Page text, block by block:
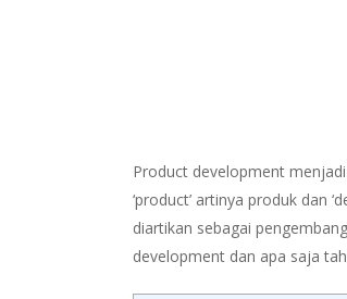
Product development
‘product’ artinya produk dan
diartikan sebagai
development dan apa saja